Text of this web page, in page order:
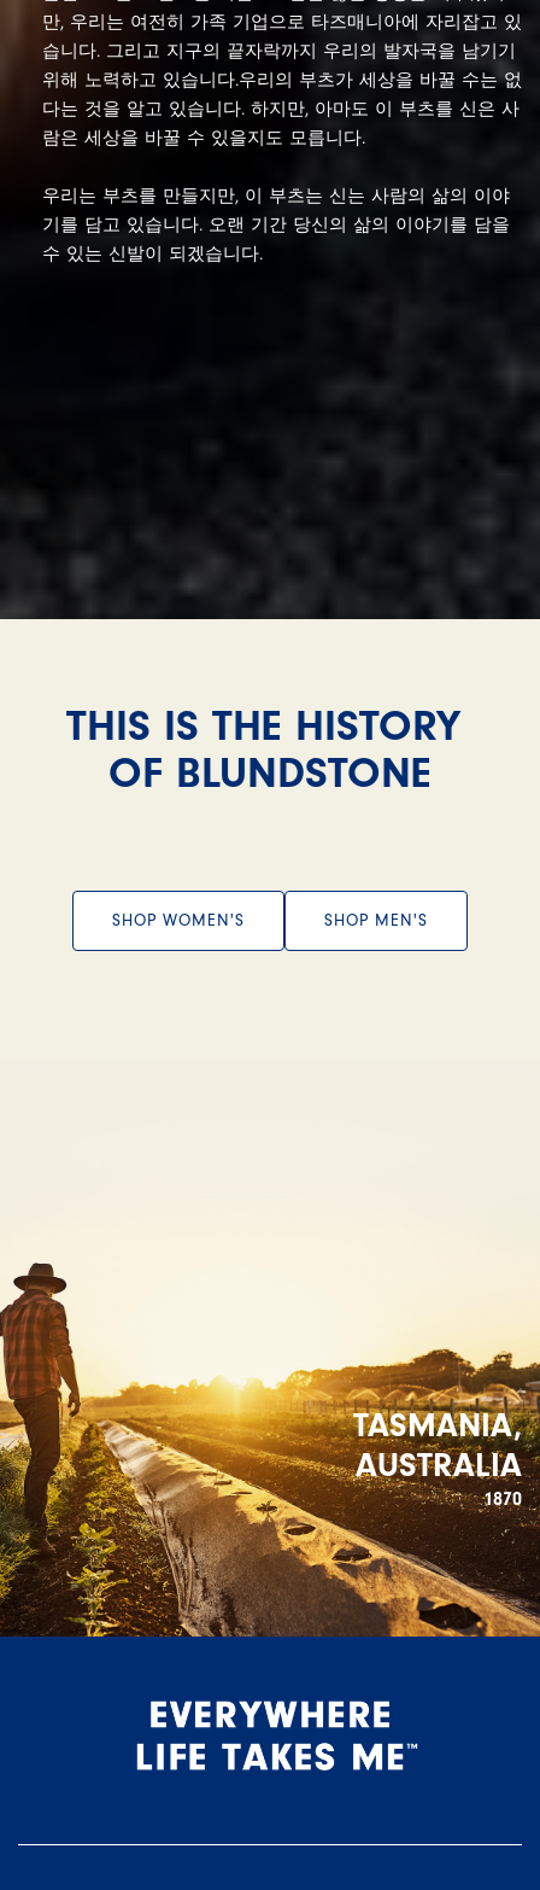
만, 우리는 여전히 가족 기업으로 타즈매니아에 자리잡고 있
습니다. 그리고 지구의 끝자락까지 우리의 발자국을 남기기
위해 노력하고 있습니다.우리의 부츠가 세상을 바꿀 수는 없
다는 것을 알고 있습니다. 하지만, 아마도 이 부츠를 신은 사
람은 세상을 바꿀 수 있을지도 모릅니다.
우리는 부츠를 만들지만, 이 부츠는 신는 사람의 삶의 이야
기를 담고 있습니다. 오랜 기간 당신의 삶의 이야기를 담을
수 있는 신발이 되겠습니다.
THIS IS THE HISTORY
OF BLUNDSTONE
SHOP WOMEN'S SHOP MEN'S
TASMANIA,
AUSTRALIA
1870